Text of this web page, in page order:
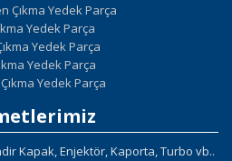
Çıkma Yedek Parça
Yedek Parça
Yedek Parça
Yedek Parça
Yedek Parça
Kapak, Enjektör, Kaporta, Turbo vb..